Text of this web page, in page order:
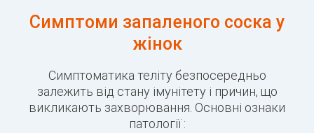
Симптоми запаленого соска у
жінок
Симптоматика теліту безпосередньо
залежить від стану імунітету і причин, що
викликають захворювання. Основні ознаки
патології :